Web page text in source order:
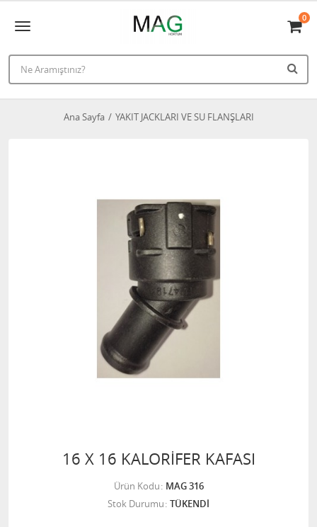
0
Ana Sayfa YAKIT JACKLARI VE SU FLANŞLARI
16 X 16 KALORİFER KAFASI
Ürün Kodu MAG 316
Stok Durumu TÜKENDİ